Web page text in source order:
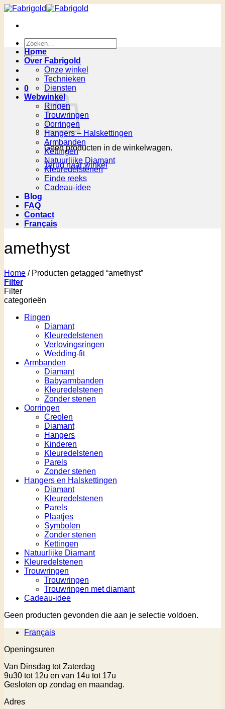
Ga
inhoud
Zoeken
naar:
0
Geen producten in de winkelwagen.
Terug naar winkel
Home
Over Fabrigold
Onze winkel
Technieken
Diensten
Webwinkel
Ringen
Trouwringen
Oorringen
Hangers – Halskettingen
Armbanden
Kettingen
Natuurlijke Diamant
Kleuredelstenen
Einde reeks
Cadeau-idee
Blog
FAQ
Contact
Français
amethyst
Home /Producten getagged “amethyst”
Filter
Filter
categorieën
Ringen
Diamant
Kleuredelstenen
Verlovingsringen
Wedding-fit
Armbanden
Diamant
Babyarmbanden
Kleuredelstenen
Zonder stenen
Oorringen
Creolen
Diamant
Hangers
Kinderen
Kleuredelstenen
Parels
Zonder stenen
Hangers en Halskettingen
Diamant
Kleuredelstenen
Parels
Plaatjes
Symbolen
Zonder stenen
Kettingen
Natuurlijke Diamant
Kleuredelstenen
Trouwringen
Trouwringen
Trouwringen met diamant
Cadeau-idee
Geen producten gevonden die aan je selectie voldoen.
Français
Openingsuren
Van Dinsdag tot Zaterdag
9u30 tot 12u en van 14u tot 17u
Gesloten op zondag en maandag.
Adres